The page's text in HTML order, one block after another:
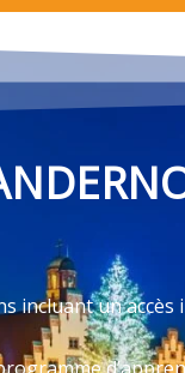
incluant un